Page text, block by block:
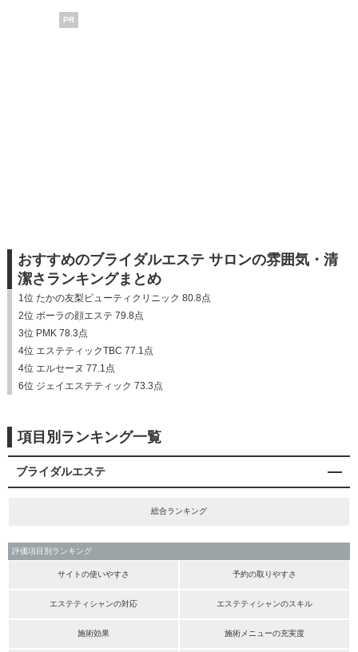
PR
おすすめのブライダルエステ サロンの雰囲気・清
潔さランキングまとめ
1位 たかの友梨ビューティクリニック 80.8点
2位 ポーラの顔エステ 79.8点
3位 PMK 78.3点
4位 エステティックTBC 77.1点
4位 エルセーヌ 77.1点
6位 ジェイエステティック 73.3点
項目別ランキング一覧
ブライダルエステ
総合ランキング
評価項目別ランキング
サイトの使いやすさ 予約の取りやすさ
エステティシャンの対応 エステティシャンのスキル
施術効果 施術メニューの充実度